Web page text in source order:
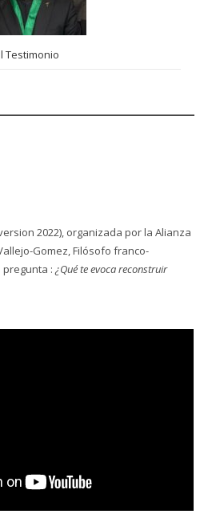
Testimonio
2022), organizada por la Alianza
Gomez, Filósofo franco-
pregunta :¿Qué te evoca reconstruir